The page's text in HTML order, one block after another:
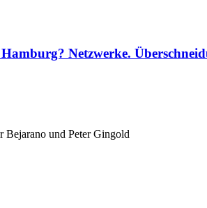
Netzwerke.
Bejarano und Peter Gingold